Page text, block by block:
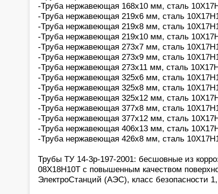
-Труба нержавеющая 168х10 мм, сталь
-Труба нержавеющая 219х6 мм, сталь
-Труба нержавеющая 219х8 мм, сталь
-Труба нержавеющая 219х10 мм, сталь
-Труба нержавеющая 273х7 мм, сталь
-Труба нержавеющая 273х9 мм, сталь
-Труба нержавеющая 273х11 мм, сталь
-Труба нержавеющая 325х6 мм, сталь
-Труба нержавеющая 325х8 мм, сталь
-Труба нержавеющая 325х12 мм, сталь
-Труба нержавеющая 377х8 мм, сталь
-Труба нержавеющая 377х12 мм, сталь
-Труба нержавеющая 406х13 мм, сталь
-Труба нержавеющая 426х8 мм, сталь
Трубы ТУ 14-3р-197-2001: бесшовные из
08Х18Н10Т с повышенным качеством
ЭлектроСтанций (АЭС), класс безопасности